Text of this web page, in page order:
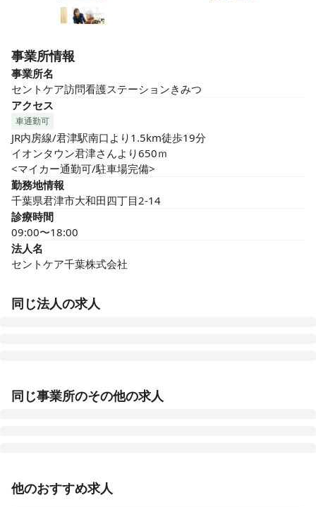
事業所情報
事業所名
セントケア訪問看護ステーションきみつ
アクセス
車通勤可
JR内房線/君津駅南口より1.5km徒歩19分
イオンタウン君津さんより650ｍ
<マイカー通勤可/駐車場完備>
勤務地情報
千葉県君津市大和田四丁目2-14
診療時間
09:00〜18:00
法人名
セントケア千葉株式会社
同じ法人の求人
千葉県市川市鬼高三丁目15-13 市川鬼高ウェルズ21 A号室
セントケア訪問看護ステーション市川
同じ事業所のその他の求人
正看護師 パート・アルバイト
【君津市大和田】パート◎週2日〜OK！年齢不問！経験
他のおすすめ求人